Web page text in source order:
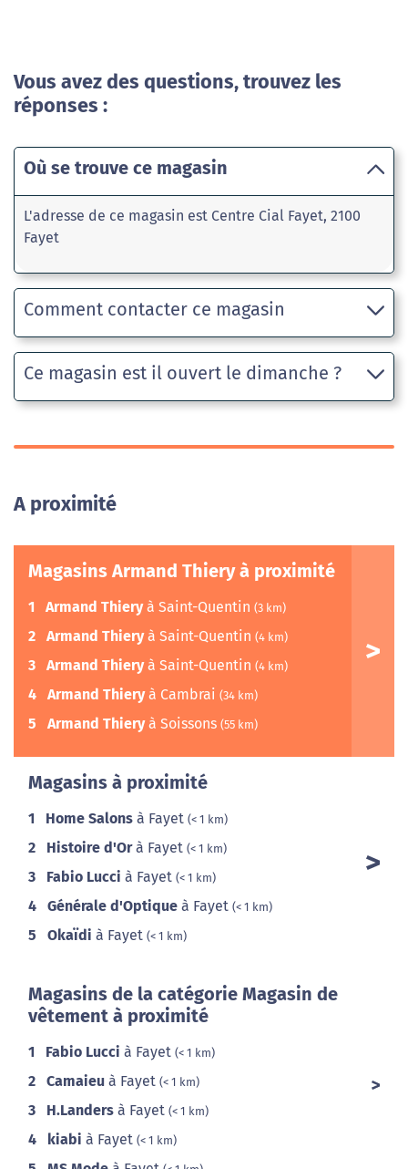
Vous avez des questions, trouvez les
réponses :
Où se trouve ce magasin
L'adresse de ce magasin est Centre Cial Fayet, 2100
Fayet
Comment contacter ce magasin
Ce magasin est il ouvert le dimanche ?
A proximité
Magasins Armand Thiery à proximité
1 Armand Thieryà Saint-Quentin (3 km)
2 Armand Thieryà Saint-Quentin (4 km)
3 Armand Thieryà Saint-Quentin (4 km)
4 Armand Thieryà Cambrai (34 km)
5 Armand Thieryà Soissons (55 km)
Magasins à proximité
1 Home Salons à Fayet (< 1 km)
2 Histoire d'Orà Fayet (< 1 km)
3 Fabio Lucci à Fayet (< 1 km)
4 Générale d'Optique à Fayet (< 1 km)
5 Okaïdi à Fayet (< 1 km)
Magasins de la catégorie Magasin de
vêtement à proximité
1 Fabio Lucci à Fayet (< 1 km)
2 Camaieu à Fayet (< 1 km)
3 H.Landers à Fayet (< 1 km)
4 kiabi à Fayet (< 1 km)